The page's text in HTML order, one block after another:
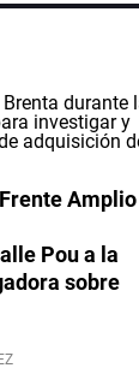
Amplio
Pou a la
sobre